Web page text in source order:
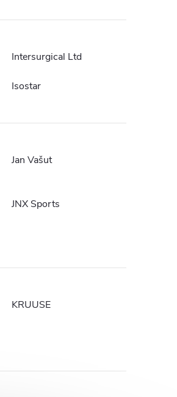
Intersurgical Ltd
Isostar
Jan Vašut
JNX Sports
KRUUSE